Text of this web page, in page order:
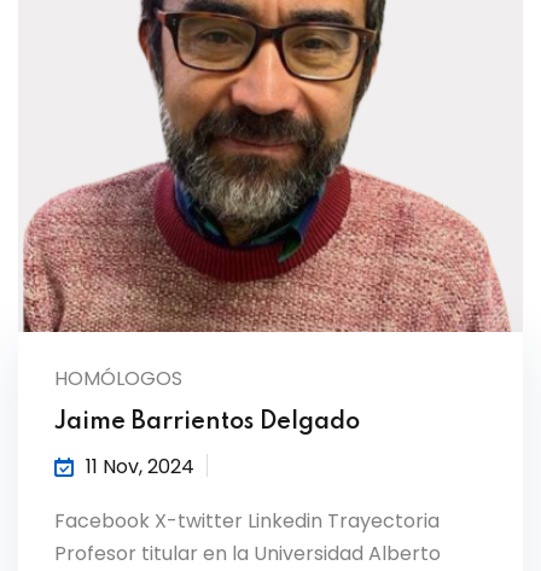
HOMÓLOGOS
Jaime Barrientos Delgado
11 Nov, 2024
Facebook X-twitter Linkedin Trayectoria
Profesor titular en la Universidad Alberto